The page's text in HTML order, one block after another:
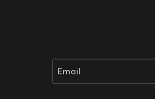
Email